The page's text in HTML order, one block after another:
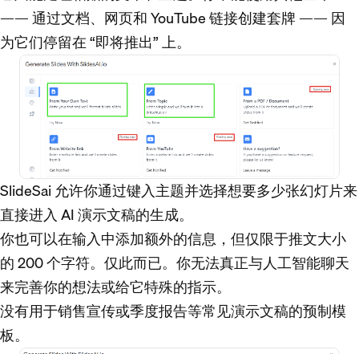
—— 通过文档、网页和 YouTube 链接创建套牌 —— 因
为它们停留在 “即将推出” 上。
SlideSai 允许你通过键入主题并选择想要多少张幻灯片来
直接进入 AI 演示文稿的生成。
你也可以在输入中添加额外的信息，但仅限于推文大小
的 200 个字符。仅此而已。你无法真正与人工智能聊天
来完善你的想法或给它特殊的指示。
没有用于销售宣传或季度报告等常见演示文稿的预制模
板。